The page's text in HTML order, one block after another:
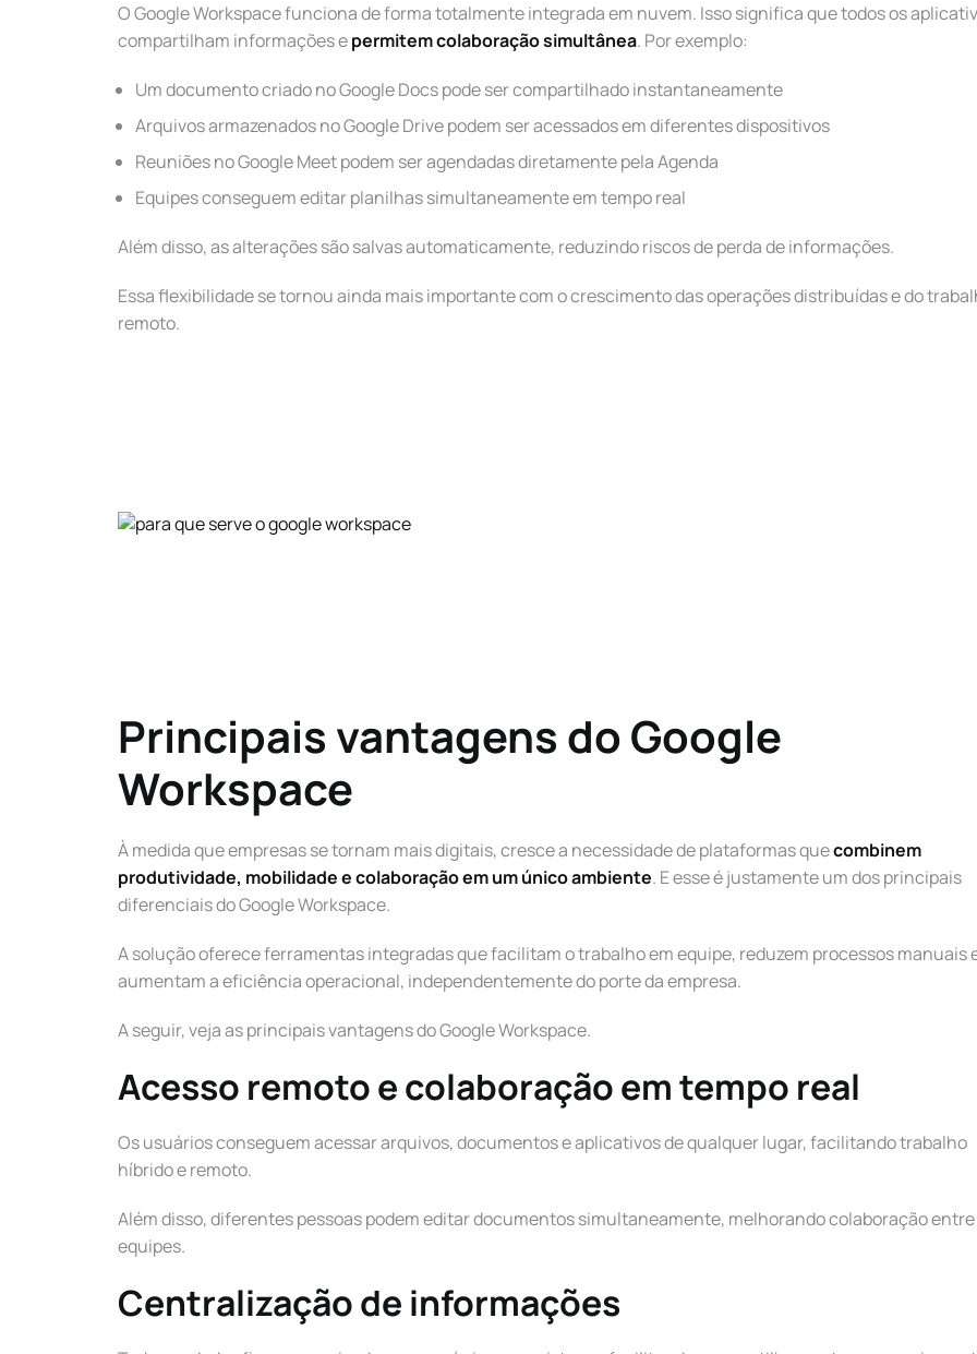
O Google Workspace funciona de forma totalmente integrada em nuvem. Isso significa que todos os
compartilham informações epermitem colaboração simultânea. Por exemplo:
Um documento criado no Google Docs pode ser compartilhado instantaneamente
Arquivos armazenados no Google Drive podem ser acessados em diferentes dispositivos
Reuniões no Google Meet podem ser agendadas diretamente pela Agenda
Equipes conseguem editar planilhas simultaneamente em tempo real
Além disso, as alterações são salvas automaticamente, reduzindo riscos de perda de informações.
Essa flexibilidade se tornou ainda mais importante com o crescimento das operações distribuídas e do
remoto.
Principais vantagens do Google
Workspace
À medida que empresas se tornam mais digitais, cresce a necessidade de plataformas quecombinem
produtividade, mobilidade e colaboração em um único ambiente. E esse é justamente um dos principais
diferenciais do Google Workspace.
A solução oferece ferramentas integradas que facilitam o trabalho em equipe, reduzem processos manuais
aumentam a eficiência operacional, independentemente do porte da empresa.
A seguir, veja as principais vantagens do Google Workspace.
Acesso remoto e colaboração em tempo real
Os usuários conseguem acessar arquivos, documentos e aplicativos de qualquer lugar, facilitando trabalho
híbrido e remoto.
Além disso, diferentes pessoas podem editar documentos simultaneamente, melhorando colaboração entre
equipes.
Centralização de informações